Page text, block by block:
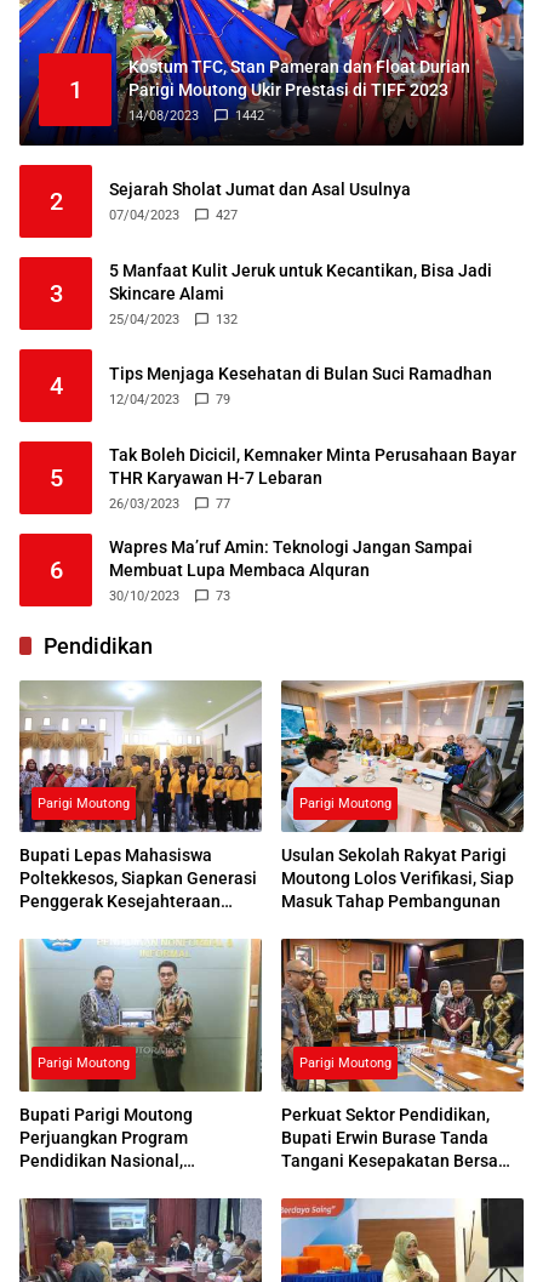
1
Kostum TFC, Stan Pameran dan Float Durian
Parigi Moutong Ukir Prestasi di TIFF 2023
14/08/2023 1442
2 Sejarah Sholat Jumat dan Asal Usulnya
07/04/2023 427
3
5 Manfaat Kulit Jeruk untuk Kecantikan, Bisa Jadi
Skincare Alami
25/04/2023 132
4 Tips Menjaga Kesehatan di Bulan Suci Ramadhan
12/04/2023 79
5
Tak Boleh Dicicil, Kemnaker Minta Perusahaan Bayar
THR Karyawan H-7 Lebaran
26/03/2023 77
6
Wapres Ma’ruf Amin: Teknologi Jangan Sampai
Membuat Lupa Membaca Alquran
30/10/2023 73
Pendidikan
Parigi Moutong
Bupati Lepas Mahasiswa
Poltekkesos, Siapkan Generasi
Penggerak Kesejahteraan
Parigi Moutong
Usulan Sekolah Rakyat Parigi
Moutong Lolos Verifikasi, Siap
Masuk Tahap Pembangunan
Parigi Moutong
Bupati Parigi Moutong
Perjuangkan Program
Pendidikan Nasional,
Respons Positif
Parigi Moutong
Perkuat Sektor Pendidikan,
Bupati Erwin Burase Tanda
Tangani Kesepakatan Bersama